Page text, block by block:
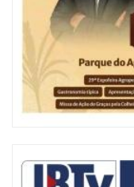
06/08/2026 | 10:04
Ação oferece testes
sexta-feira (7)
GERAL